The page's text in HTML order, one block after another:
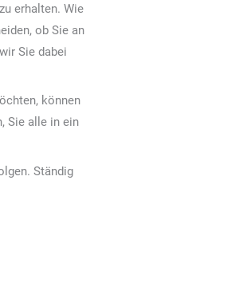
erhalten. Wie
ob Sie an
Sie dabei
können
Sie alle in ein
Ständig